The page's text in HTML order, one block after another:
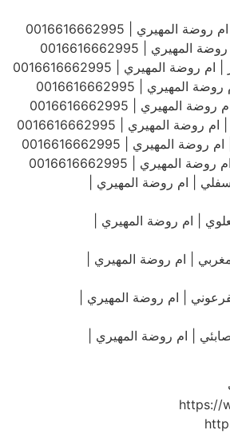
| 0016616662995
| 0016616662995
المهيري | 0016616662995
| 0016616662995
| 0016616662995
المهيري | 0016616662995
| 0016616662995
| 0016616662995
| ام روضة المهيري |
| ام روضة المهيري |
| ام روضة المهيري |
| ام روضة المهيري |
| ام روضة المهيري |
https://